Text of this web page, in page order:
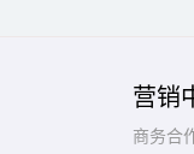
营销
商务合